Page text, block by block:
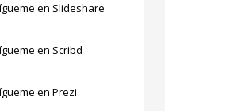
en Slideshare
en Scribd
en Prezi